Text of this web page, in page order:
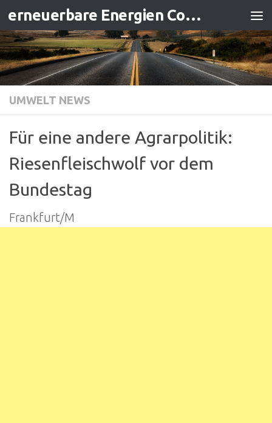
Zum Inhalt springen erneuerbare Energien Contracting
UMWELT NEWS
Für eine andere Agrarpolitik:
Riesenfleischwolf vor dem
Bundestag
Frankfurt/M